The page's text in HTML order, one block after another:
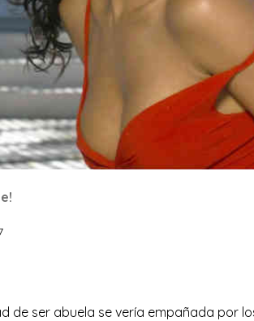
de ser abuela se vería empañada por